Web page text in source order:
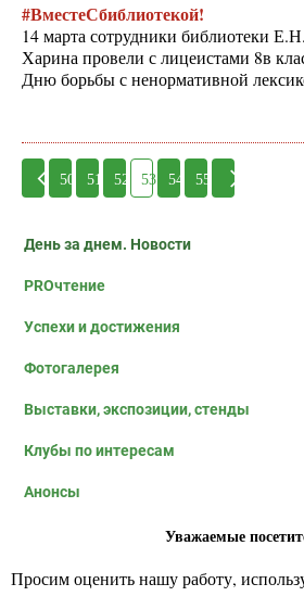
#ВместеСбиблиотекой!
14 марта сотрудники библиотеки
Харина провели с лицеистами 8в
Дню борьбы с ненормативной
50 51 52 53 54 55
День за днем. Новости
PROчтение
Успехи и достижения
Фотогалерея
Выставки, экспозиции, стенды
Клубы по интересам
Анонсы
Уважаемые
Просим оценить нашу работу,